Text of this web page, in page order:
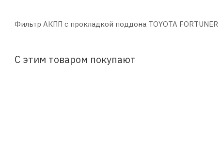
Фильтр АКПП с прокладкой поддона TOYOTA
С этим товаром покупают